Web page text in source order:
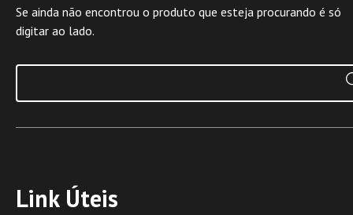
Se ainda não encontrou o produto que esteja procurando é só
digitar ao lado.
Link Úteis